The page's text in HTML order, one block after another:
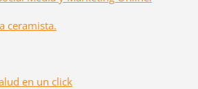
ceramista.
en un click